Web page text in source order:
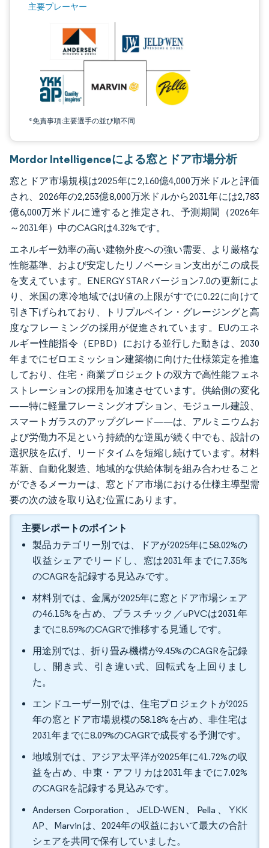
主要プレーヤー
*免責事項:主要選手の並び順不同
画像 © Mordor Intelligence。再利用にはCC BY 4.0の表示が必要です。
Mordor Intelligenceによる窓とドア市場分析
窓とドア市場規模は2025年に2,160億4,000万米ドルと評価
され、2026年の2,253億8,000万米ドルから2031年には2,783
億6,000万米ドルに達すると推定され、予測期間（2026年
～2031年）中のCAGRは4.32%です。
エネルギー効率の高い建物外皮への強い需要、より厳格な
性能基準、および安定したリノベーション支出がこの成長
を支えています。ENERGY STAR バージョン7.0の更新によ
り、米国の寒冷地域ではU値の上限がすでに0.22に向けて
引き下げられており、トリプルペイン・グレージングと高
度なフレーミングの採用が促進されています。EUのエネ
ルギー性能指令（EPBD）における並行した動きは、2030
年までにゼロエミッション建築物に向けた仕様策定を推進
しており、住宅・商業プロジェクトの双方で高性能フェネ
ストレーションの採用を加速させています。供給側の変化
——特に軽量フレーミングオプション、モジュール建設、
スマートガラスのアップグレード——は、アルミニウムお
よび労働力不足という持続的な逆風が続く中でも、設計の
選択肢を広げ、リードタイムを短縮し続けています。材料
革新、自動化製造、地域的な供給体制を組み合わせること
ができるメーカーは、窓とドア市場における仕様主導型需
要の次の波を取り込む位置にあります。
主要レポートのポイント
製品カテゴリー別では、ドアが2025年に58.02%の
収益シェアでリードし、窓は2031年までに7.35%
のCAGRを記録する見込みです。
材料別では、金属が2025年に窓とドア市場シェア
の46.15%を占め、プラスチック／uPVCは2031年
までに8.59%のCAGRで推移する見通しです。
用途別では、折り畳み機構が9.45%のCAGRを記録
し、開き式、引き違い式、回転式を上回りまし
た。
エンドユーザー別では、住宅プロジェクトが2025
年の窓とドア市場規模の58.18%を占め、非住宅は
2031年までに8.09%のCAGRで成長する予測です。
地域別では、アジア太平洋が2025年に41.72%の収
益を占め、中東・アフリカは2031年までに7.02%
のCAGRを記録する見込みです。
Andersen Corporation、JELD-WEN、Pella、YKK
AP、Marvinは、2024年の収益において最大の合計
シェアを共同で保有していました。